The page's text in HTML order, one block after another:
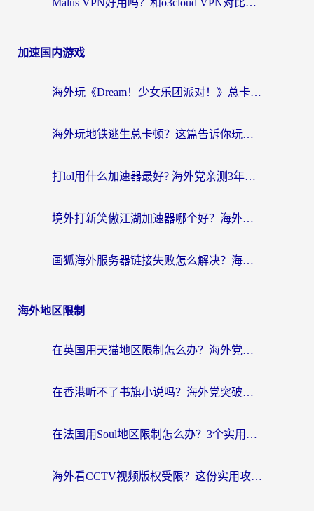
Malus VPN好用吗？和o3cloud VPN对比哪个回国效果更好？
加速国内游戏
海外玩《Dream！少女乐团派对！》总卡顿？加速器到底能不能用？一篇指南解决你的国服游戏难题
海外玩地铁逃生总卡顿？这篇告诉你玩地铁逃生用什么加速器好,比较好
打lol用什么加速器最好? 海外党亲测3年的国服游戏加速终极攻略
境外打新笑傲江湖加速器哪个好？海外玩家国服畅玩全攻略（附实测推荐）
画狐海外服务器链接失败怎么解决？海外玩家国服游戏加速器终极指南
海外地区限制
在英国用天猫地区限制怎么办？海外党必备的国内平台解锁指南
在香港听不了书旗小说吗？海外党突破内容限制的实用指南
在法国用Soul地区限制怎么办？3个实用技巧帮你轻松解决（附德国场景方案）
海外看CCTV视频版权受限？这份实用攻略帮你解锁国内影视+解决足球直播&政务APP难题